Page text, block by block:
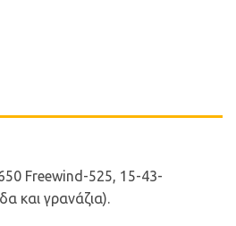
Freewind-525, 15-43-
και γρανάζια).